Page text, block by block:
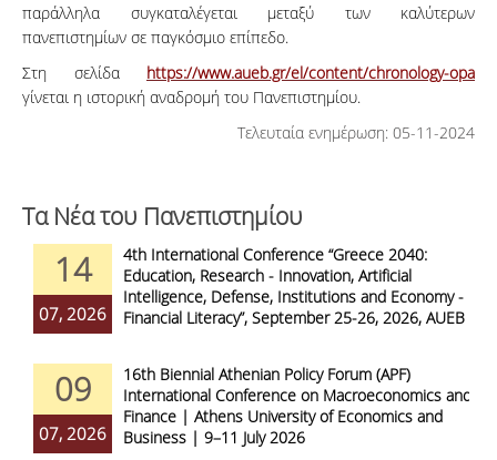
παράλληλα συγκαταλέγεται μεταξύ των καλύτερων
πανεπιστημίων σε παγκόσμιο επίπεδο.
Στη σελίδα https://www.aueb.gr/el/content/chronology-opa
γίνεται η ιστορική αναδρομή του Πανεπιστημίου.
Τελευταία ενημέρωση: 05-11-2024
Τα Νέα του Πανεπιστημίου
14
07, 2026
4th International Conference “Greece 2040:
Education, Research - Innovation, Artificial
Intelligence, Defense, Institutions and Economy -
Financial Literacy”, September 25-26, 2026, AUEB
09
07, 2026
16th Biennial Athenian Policy Forum (APF)
International Conference on Macroeconomics and
Finance | Athens University of Economics and
Business | 9–11 July 2026